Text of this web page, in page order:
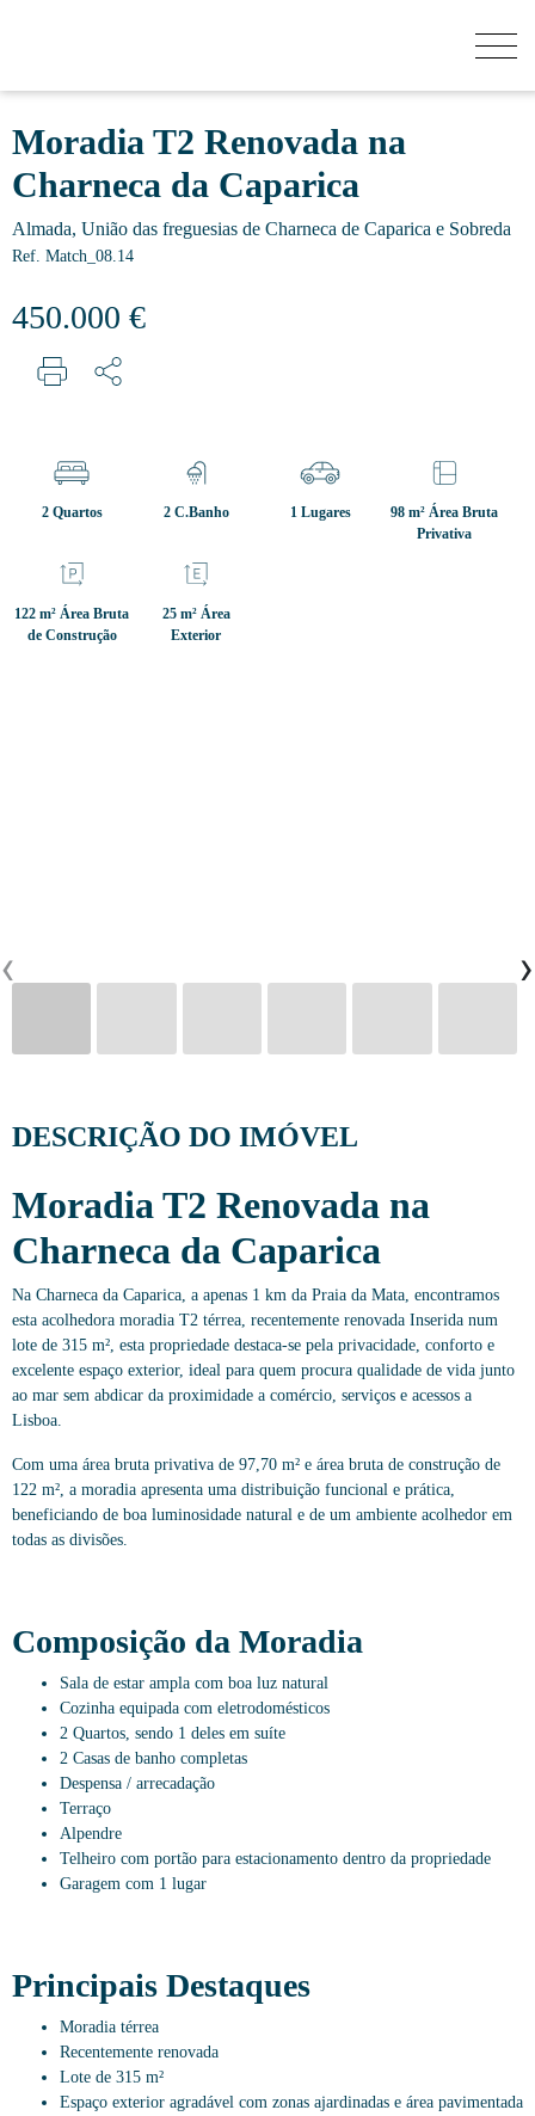
COMPRAR
CONTACTOS
Moradia T2 Renovada na
Charneca da Caparica
Almada, União das freguesias de Charneca de Caparica e Sobreda
Ref. Match_08.14
450.000 €
2 Quartos 2 C.Banho 1 Lugares
98 m² Área Bruta
Privativa
122 m² Área Bruta
de Construção
25 m² Área
Exterior
‹ ›
DESCRIÇÃO DO IMÓVEL
Moradia T2 Renovada na
Charneca da Caparica
Na Charneca da Caparica, a apenas 1 km da Praia da Mata, encontramos
esta acolhedora moradia T2 térrea, recentemente renovada Inserida num
lote de 315 m², esta propriedade destaca-se pela privacidade, conforto e
excelente espaço exterior, ideal para quem procura qualidade de vida junto
ao mar sem abdicar da proximidade a comércio, serviços e acessos a
Lisboa.
Com uma área bruta privativa de 97,70 m² e área bruta de construção de
122 m², a moradia apresenta uma distribuição funcional e prática,
beneficiando de boa luminosidade natural e de um ambiente acolhedor em
todas as divisões.
Composição da Moradia
Sala de estar ampla com boa luz natural
Cozinha equipada com eletrodomésticos
2 Quartos, sendo 1 deles em suíte
2 Casas de banho completas
Despensa / arrecadação
Terraço
Alpendre
Telheiro com portão para estacionamento dentro da propriedade
Garagem com 1 lugar
Principais Destaques
Moradia térrea
Recentemente renovada
Lote de 315 m²
Espaço exterior agradável com zonas ajardinadas e área pavimentada